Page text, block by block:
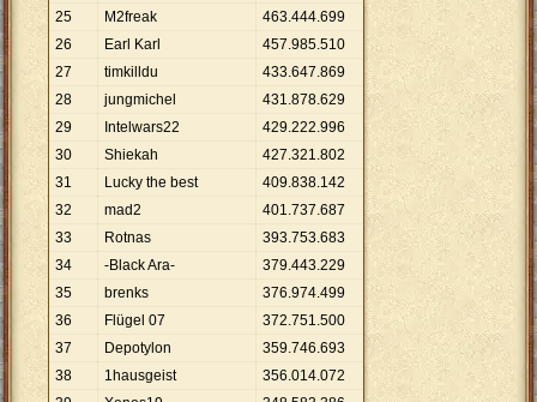
25
M2freak 463.444.699
26
Earl Karl 457.985.510
27
timkilldu 433.647.869
28
jungmichel 431.878.629
29
Intelwars22 429.222.996
30
Shiekah 427.321.802
31
Lucky the best 409.838.142
32
mad2 401.737.687
33
Rotnas 393.753.683
34
-Black Ara- 379.443.229
35
brenks 376.974.499
36
Flügel 07 372.751.500
37
Depotylon 359.746.693
38
1hausgeist 356.014.072